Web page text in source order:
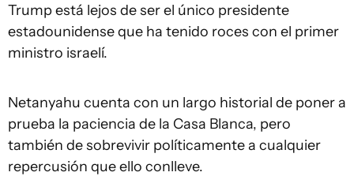
Trump está lejos de ser el único presidente
estadounidense que ha tenido roces con el primer
ministro israelí.
Netanyahu cuenta con un largo historial de poner a
prueba la paciencia de la Casa Blanca, pero
también de sobrevivir políticamente a cualquier
repercusión que ello conlleve.